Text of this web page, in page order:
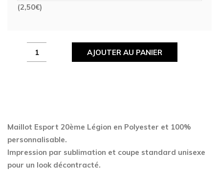
(2,50€)
Maillot
Esport
AJOUTER AU PANIER
Maillot Esport 20ème Légion en Polyester et 100%
personnalisable.
Impression par sublimation et coupe standard unisexe
pour un look décontracté.